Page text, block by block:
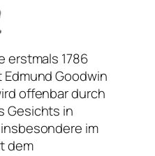
erstmals 1786
Goodwin
offenbar durch
Gesichts in
im
dem